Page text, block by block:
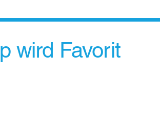
wird Favorit